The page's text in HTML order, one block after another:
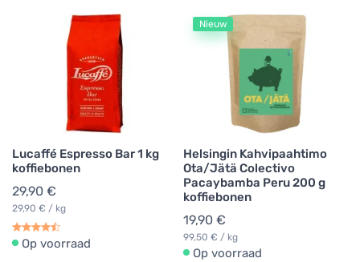
Lucaffé Espresso Bar 1 kg
koffiebonen
29,90 €
29,90 € / kg
Op voorraad
Nieuw
Helsingin Kahvipaahtimo
Ota/Jätä Colectivo
Pacaybamba Peru 200 g
koffiebonen
19,90 €
99,50 € / kg
Op voorraad